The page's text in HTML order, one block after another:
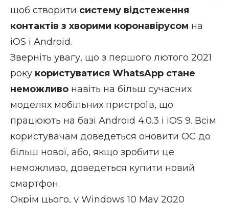
щоб створити систему відстеження
контактів з хворими коронавірусом на
iOS і Android.
Зверніть увагу, що з першого лютого 2021
року користуватися WhatsApp стане
неможливо навіть на більш сучасних
моделях мобільних пристроїв, що
працюють на базі Android 4.0.3 і iOS 9. Всім
користувачам доведеться оновити ОС до
більш нової, або, якщо зробити це
неможливо, доведеться купити новий
смартфон.
Окрім цього, у Windows 10 May 2020